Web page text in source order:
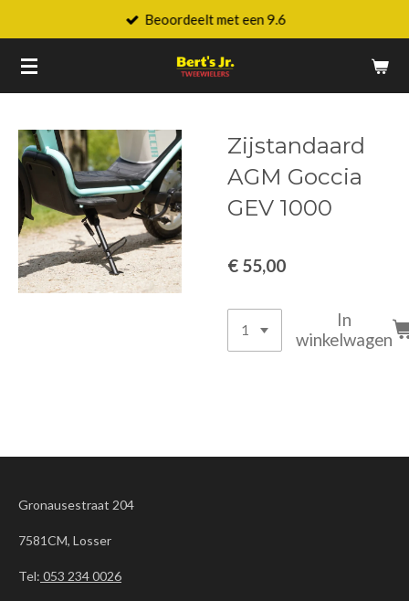
naar
de
Beoordeelt met een 9.6
Zijstandaard
AGM Goccia
GEV 1000
€ 55,00
In
winkelwagen
Gronausestraat 204
7581CM, Losser
Tel: 053 234 0026